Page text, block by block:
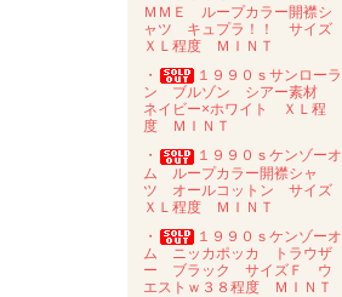
ＭＭＥ ループカラー開襟シ
ャツ キュプラ！！ サイズ
ＸＬ程度 ＭＩＮＴ
・
１９９０ｓサンローラ
ン ブルゾン シアー素材
ネイビー×ホワイト ＸＬ程
度 ＭＩＮＴ
・
１９９０ｓケンゾーオ
ム ループカラー開襟シャ
ツ オールコットン サイズ
ＸＬ程度 ＭＩＮＴ
・
１９９０ｓケンゾーオ
ム ニッカポッカ トラウザ
ー ブラック サイズＦ ウ
エストｗ３８程度 ＭＩＮＴ